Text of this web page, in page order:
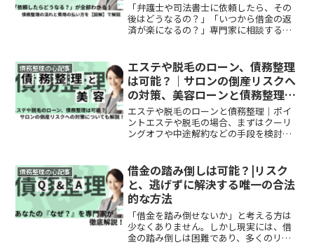
「弁護士や司法書士に依頼したら、その
後はどうなるの？」「いつから借金の返
済が楽になるの？」専門家に相談する前
と、依頼をしたその日から促は止まり、
借金の返済も一時的にスト...
債務整理の心配事
エステや脱毛のローン、債務整理
は可能？｜サロンの倒産リスクへ
の対策、美容ローンと債務整理に
ついて解説！
エステや脱毛のローンと債務整理｜ポイ
ントエステや脱毛の場合、まずはクーリ
ングオフや中途解約などの手段を検討
策・検討項目 ↩️📄 クーリングオフや中途
解約 💰🧾 残っ...
債務整理の心配事
借金の踏み倒しは可能？|リスク
と、逃げずに解決する唯一の合法
的な方法
「借金を踏み倒せないか」と考える方は
少なくありません。しかし現実には、借
金の踏み倒しは困難であり、多くのリス